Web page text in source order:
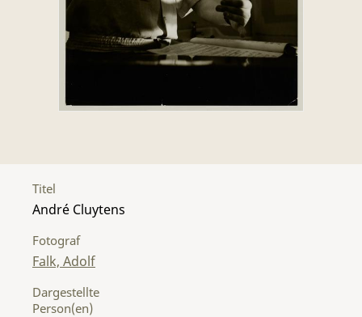
Titel
André Cluytens
Fotograf
Falk, Adolf
Dargestellte
Person(en)